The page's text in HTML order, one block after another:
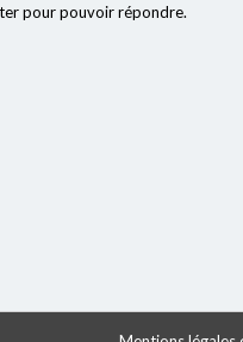
pour pouvoir répondre.